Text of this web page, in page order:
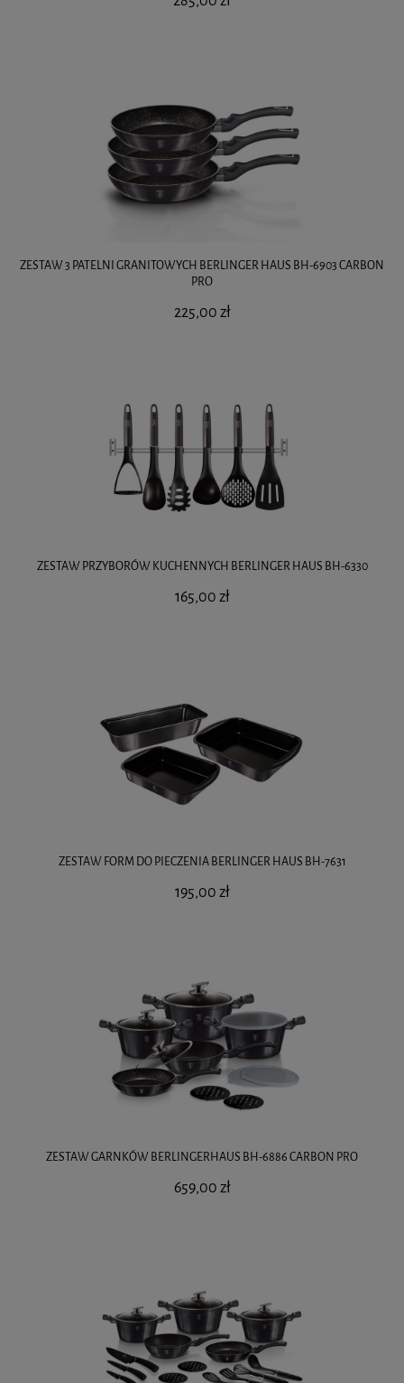
ZESTAW 3 PATELNI GRANITOWYCH BERLINGER HAUS BH-6903 CARBON
PRO
225,00 zł
ZESTAW PRZYBORÓW KUCHENNYCH BERLINGER HAUS BH-6330
165,00 zł
ZESTAW FORM DO PIECZENIA BERLINGER HAUS BH-7631
195,00 zł
ZESTAW GARNKÓW BERLINGERHAUS BH-6886 CARBON PRO
659,00 zł